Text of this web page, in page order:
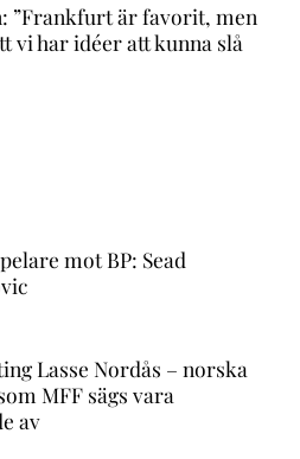
”Frankfurt är favorit, men
vi har idéer att kunna slå
mot BP: Sead
Lasse Nordås – norska
MFF sägs vara
av